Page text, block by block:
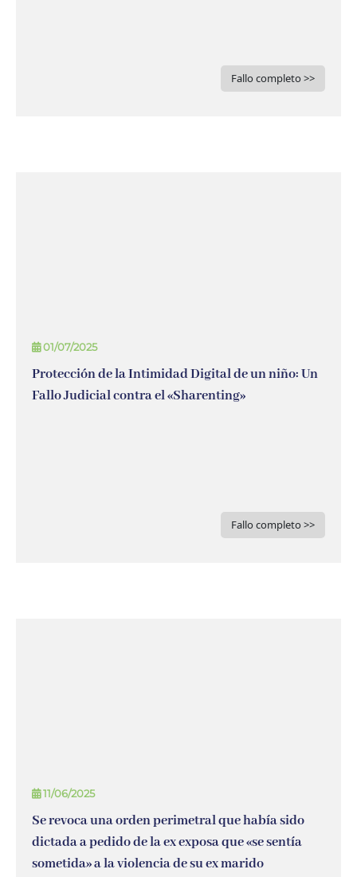
Fallo completo >>
01/07/2025
Protección de la Intimidad Digital de un niño: Un
Fallo Judicial contra el «Sharenting»
Fallo completo >>
11/06/2025
Se revoca una orden perimetral que había sido
dictada a pedido de la ex exposa que «se sentía
sometida» a la violencia de su ex marido